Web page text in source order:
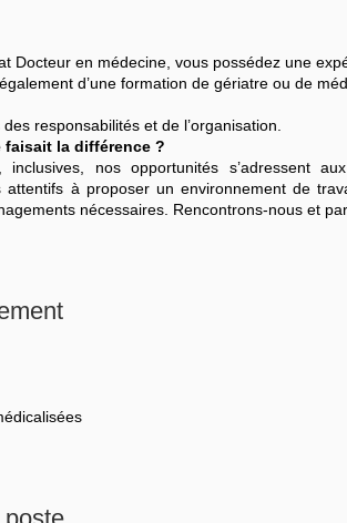
Docteur en médecine, vous possédez une
d’une formation de gériatre ou de
responsabilités et de l’organisation.
faisait la différence ?
inclusives, nos opportunités s’adressent
attentifs à proposer un environnement de
nécessaires. Rencontrons-nous et